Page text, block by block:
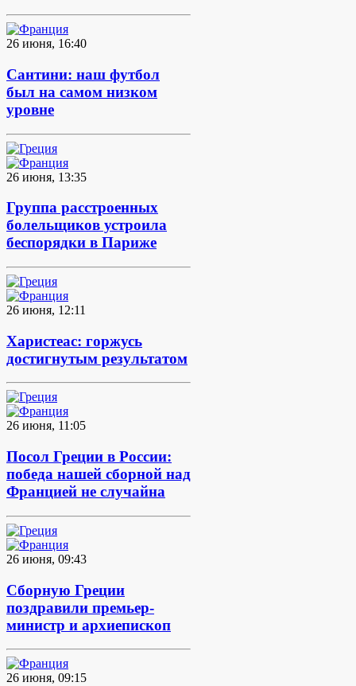
26 июня, 16:40
Сантини: наш футбол
был на самом низком
уровне
26 июня, 13:35
Группа расстроенных
болельщиков устроила
беспорядки в Париже
26 июня, 12:11
Харистеас: горжусь
достигнутым результатом
26 июня, 11:05
Посол Греции в России:
победа нашей сборной над
Францией не случайна
26 июня, 09:43
Сборную Греции
поздравили премьер-
министр и архиепископ
26 июня, 09:15